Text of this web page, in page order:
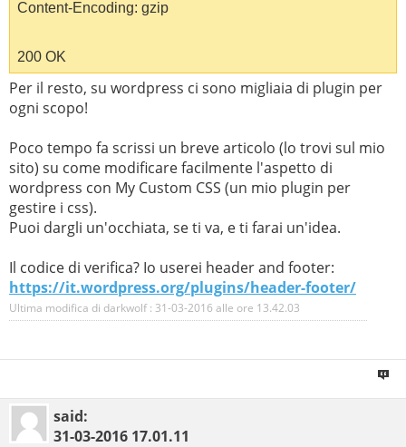
Content-Encoding: gzip
200 OK
Per il resto, su wordpress ci sono migliaia di plugin per
ogni scopo!
Poco tempo fa scrissi un breve articolo (lo trovi sul mio
sito) su come modificare facilmente l'aspetto di
wordpress con My Custom CSS (un mio plugin per
gestire i css).
Puoi dargli un'occhiata, se ti va, e ti farai un'idea.
Il codice di verifica? Io userei header and footer:
https://it.wordpress.org/plugins/header-footer/
Ultima modifica di darkwolf : 31-03-2016 alle ore 13.42.03
said:
31-03-2016 17.01.11